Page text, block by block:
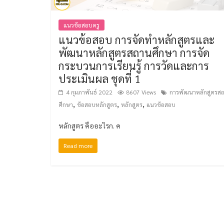
แนวข้อสอบครู
แนวข้อสอบ การจัดทำหลักสูตรและ
พัฒนาหลักสูตรสถานศึกษา การจัด
กระบวนการเรียนรู้ การวัดและการ
ประเมินผล ชุดที่ 1
4 กุมภาพันธ์ 2022 8607 Views
การพัฒนาหลักสูตรส
ศึกษา, ข้อสอบหลักสูตร, หลักสูตร, แนวข้อสอบ
หลักสูตร คืออะไรก. ค
Read more